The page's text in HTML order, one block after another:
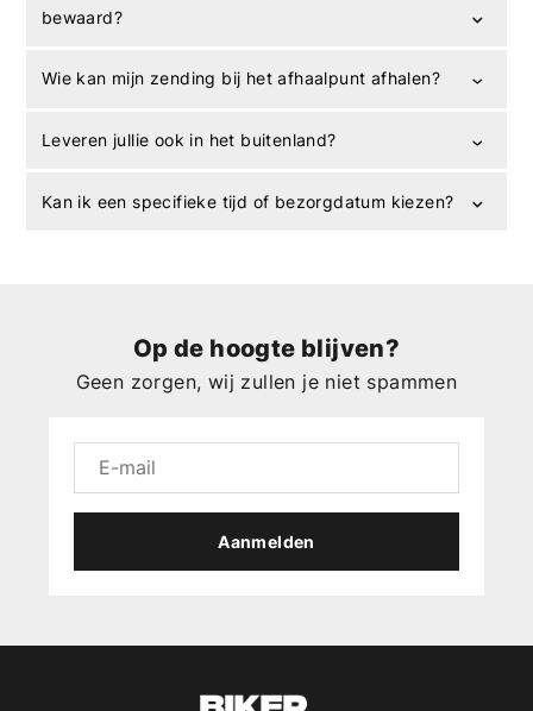
bewaard?
Wie kan mijn zending bij het afhaalpunt afhalen?
Leveren jullie ook in het buitenland?
Kan ik een specifieke tijd of bezorgdatum kiezen?
Op de hoogte blijven?
Geen zorgen, wij zullen je niet spammen
Aanmelden